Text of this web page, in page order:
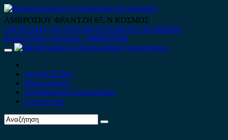
Skip
to
content
ΑΜΒΡΟΣΙΟΥ ΦΡΑΝΤΖΗ 67, Ν.ΚΟΣΜΟΣ
210 9012444 210 9239148 210 9238158 210 9026839
Κινητό-Viber-whatsapp : 6980507900
Primary
Αρχική Σελίδα
Ποιοί είμαστε
Ανταλλακτικά Αυτοκινήτων
Επικοινωνία